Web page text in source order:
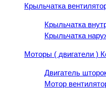
Крыльчатка
Крыльчатка
Крыльчатка
Моторы ( двигатели )
Двигатель
Мотор